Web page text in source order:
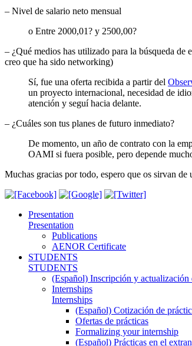
– Nivel de salario neto mensual
o Entre 2000,01? y 2500,00?
– ¿Qué medios has utilizado para la búsqueda de
creo que ha sido networking)
Sí, fue una oferta recibida a partir del
un proyecto internacional, necesidad de
atención y seguí hacia delante.
– ¿Cuáles son tus planes de futuro inmediato?
De momento, un año de contrato con la
OAMI si fuera posible, pero depende
Muchas gracias por todo, espero que os sirvan de
Presentation
Presentation
Publications
AENOR Certificate
STUDENTS
STUDENTS
(Español) Inscripción y
Internships
Internships
(Español) Cotización de
Ofertas de prácticas
Formalizing your internship
(Español) Prácticas en el